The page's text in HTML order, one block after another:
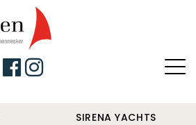
SIRENA YACHTS